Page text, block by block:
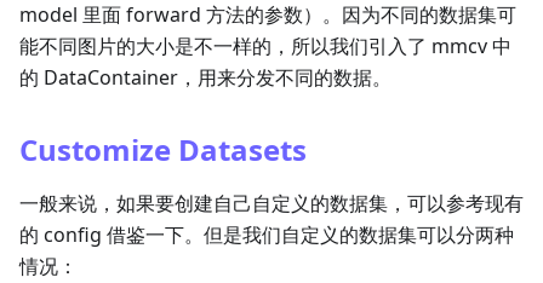
model 里面 forward 方法的参数）。因为不同的数据集可
能不同图片的大小是不一样的，所以我们引入了 mmcv 中
的 DataContainer，用来分发不同的数据。
Customize Datasets
一般来说，如果要创建自己自定义的数据集，可以参考现有
的 config 借鉴一下。但是我们自定义的数据集可以分两种
情况：